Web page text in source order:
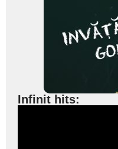
Infinit hits: